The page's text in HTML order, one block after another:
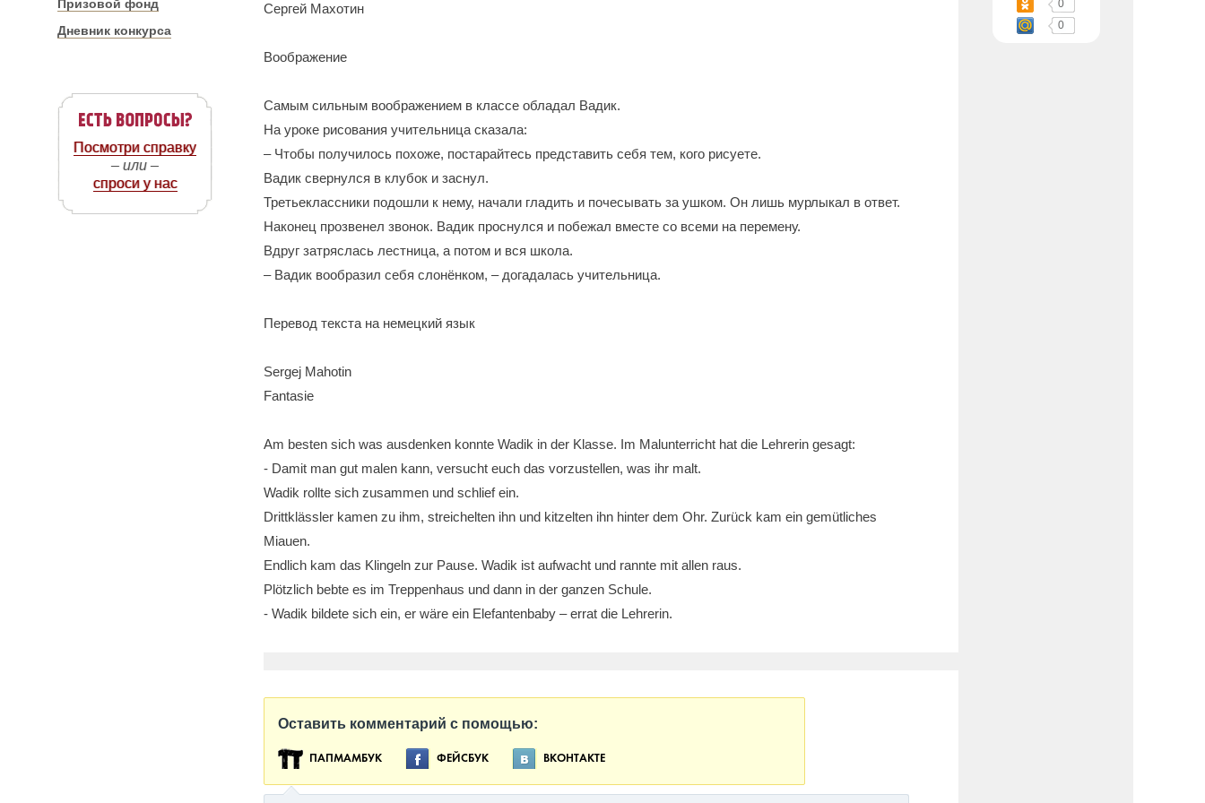
Призовой фонд
Дневник конкурса
Посмотри справку
– или –
спроси у нас
Сергей Махотин
Воображение
Самым сильным воображением в классе обладал Вадик.
На уроке рисования учительница сказала:
– Чтобы получилось похоже, постарайтесь представить себя тем, кого рисуете.
Вадик свернулся в клубок и заснул.
Третьеклассники подошли к нему, начали гладить и почесывать за ушком. Он лишь мурлыкал в ответ.
Наконец прозвенел звонок. Вадик проснулся и побежал вместе со всеми на перемену.
Вдруг затряслась лестница, а потом и вся школа.
– Вадик вообразил себя слонёнком, – догадалась учительница.
Перевод текста на немецкий язык
Sergej Mahotin
Fantasie
Am besten sich was ausdenken konnte Wadik in der Klasse. Im Malunterricht hat die Lehrerin gesagt:
- Damit man gut malen kann, versucht euch das vorzustellen, was ihr malt.
Wadik rollte sich zusammen und schlief ein.
Drittklässler kamen zu ihm, streichelten ihn und kitzelten ihn hinter dem Ohr. Zurück kam ein gemütliches
Miauen.
Endlich kam das Klingeln zur Pause. Wadik ist aufwacht und rannte mit allen raus.
Plötzlich bebte es im Treppenhaus und dann in der ganzen Schule.
- Wadik bildete sich ein, er wäre ein Elefantenbaby – errat die Lehrerin.
Оставить комментарий с помощью:
ПАПМАМБУК ФЕЙСБУК ВКОНТАКТЕ
0
0